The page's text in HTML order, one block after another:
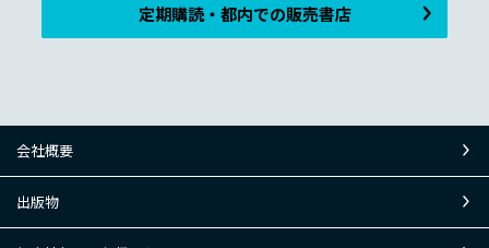
定期購読・都内での販売書店
会社概要
出版物